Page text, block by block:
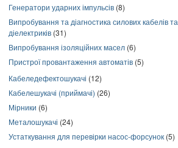
Генератори ударних імпульсів (8)
Випробування та діагностика силових кабелів та
діелектриків (31)
Випробування ізоляційних масел (6)
Пристрої провантаження автоматів (5)
Кабеледефектошукачі (12)
Кабелешукачі (приймачі) (26)
Мірники (6)
Металошукачі (24)
Устаткування для перевірки насос-форсунок (5)